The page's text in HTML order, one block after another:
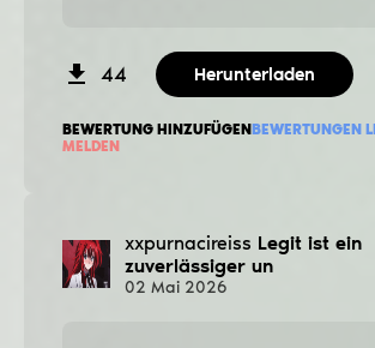
44 Herunterladen
BEWERTUNG HINZUFÜGENBEWERTUNGEN
MELDEN
xxpurnacireiss Legit ist ein
zuverlässiger un
02 Mai 2026